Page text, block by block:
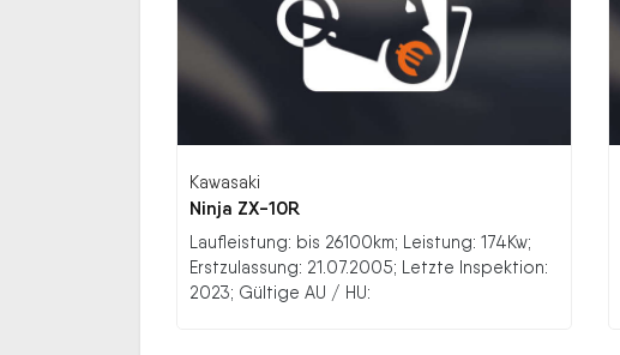
Kawasaki
Ninja ZX-10R
Laufleistung: bis 26100km; Leistung: 174Kw;
Erstzulassung: 21.07.2005; Letzte Inspektion:
2023; Gültige AU / HU: